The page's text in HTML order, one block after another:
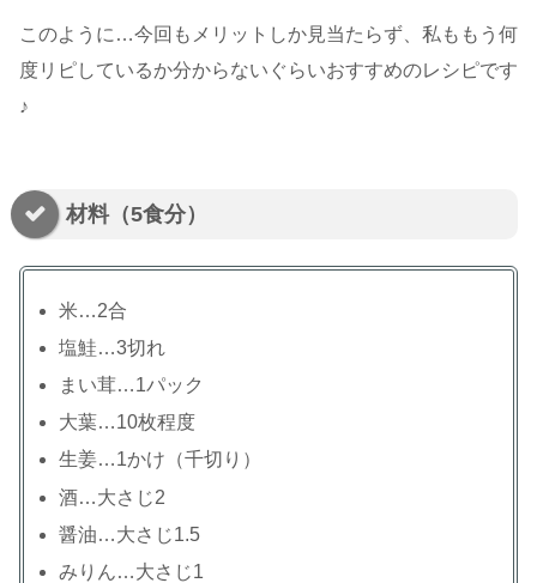
このように…今回もメリットしか見当たらず、私ももう何
度リピしているか分からないぐらいおすすめのレシピです
♪
材料（5食分）
米…2合
塩鮭…3切れ
まい茸…1パック
大葉…10枚程度
生姜…1かけ（千切り）
酒…大さじ2
醤油…大さじ1.5
みりん…大さじ1